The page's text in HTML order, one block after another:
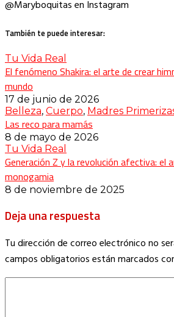
@Maryboquitas en Instagram
También te puede interesar:
Tu Vida Real
El fenómeno Shakira: el arte de crear
mundo
17 de junio de 2026
Belleza, Cuerpo, Madres
Las reco para mamás
8 de mayo de 2026
Tu Vida Real
Generación Z y la revolución afectiva: el
monogamia
8 de noviembre de 2025
Deja una respuesta
Tu dirección de correo electrónico no
campos obligatorios están marcados